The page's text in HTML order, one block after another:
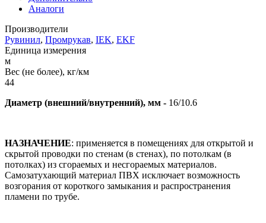
Аналоги
Производители
Рувинил, Промрукав, IEK, EKF
Единица измерения
м
Вес (не более), кг/км
44
Диаметр (внешний/внутренний), мм - 16/10.6
НАЗНАЧЕНИЕ: применяется в помещениях для открытой и
скрытой проводки по стенам (в стенах), по потолкам (в
потолках) из сгораемых и несгораемых материалов.
Самозатухающий материал ПВХ исключает возможность
возгорания от короткого замыкания и распространения
пламени по трубе.